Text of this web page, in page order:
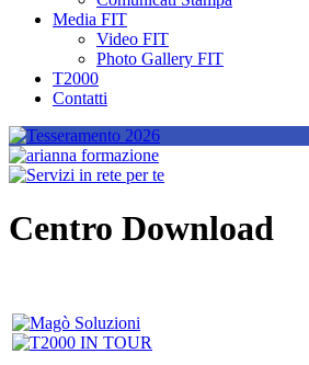
Media FIT
Video FIT
Photo Gallery FIT
T2000
Contatti
Centro Download